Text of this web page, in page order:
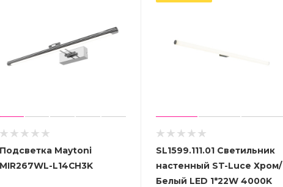
Подсветка Maytoni
MIR267WL-L14CH3K
SL1599.111.01 Светильник
настенный ST-Luce Хром/
Белый LED 1*22W 4000K